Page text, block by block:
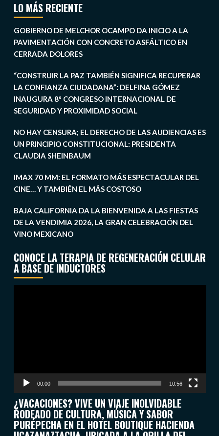
LO MÁS RECIENTE
GOBIERNO DE MELCHOR OCAMPO DA INICIO A LA
PAVIMENTACIÓN CON CONCRETO ASFÁLTICO EN
CERRADA DOLORES
“CONSTRUIR LA PAZ TAMBIÉN SIGNIFICA RECUPERAR
LA CONFIANZA CIUDADANA”: DELFINA GÓMEZ
INAUGURA 8º CONGRESO INTERNACIONAL DE
SEGURIDAD Y PROXIMIDAD SOCIAL
NO HAY CENSURA; EL DERECHO DE LAS AUDIENCIAS ES
UN PRINCIPIO CONSTITUCIONAL: PRESIDENTA
CLAUDIA SHEINBAUM
IMAX 70 MM: EL FORMATO MÁS ESPECTACULAR DEL
CINE… Y TAMBIÉN EL MÁS COSTOSO
BAJA CALIFORNIA DA LA BIENVENIDA A LAS FIESTAS
DE LA VENDIMIA 2026, LA GRAN CELEBRACIÓN DEL
VINO MEXICANO
CONOCE LA TERAPIA DE REGENERACIÓN CELULAR
A BASE DE INDUCTORES
00:00 10:56
¿VACACIONES? VIVE UN VIAJE INOLVIDABLE
RODEADO DE CULTURA, MÚSICA Y SABOR
PURÉPECHA EN EL HOTEL BOUTIQUE HACIENDA